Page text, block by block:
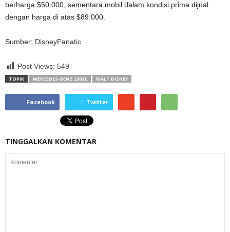
berharga $50.000, sementara mobil dalam kondisi prima dijual
dengan harga di atas $89.000.
Sumber: DisneyFanatic
Post Views: 549
TOPIK MERCEDES-BENZ 230SL WALT DISNEY
Facebook Twitter
TINGGALKAN KOMENTAR